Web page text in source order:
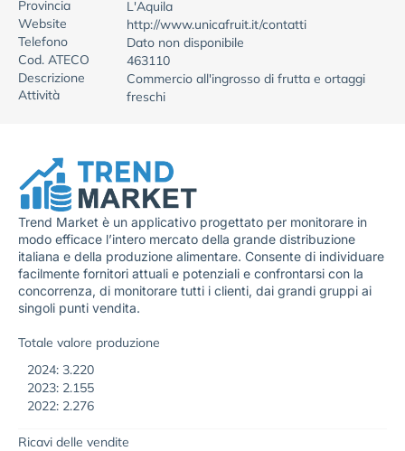
Provincia
L'Aquila
Website
http://www.unicafruit.it/contatti
Telefono
Dato non disponibile
Cod. ATECO
463110
Descrizione
Attività
Commercio all'ingrosso di frutta e ortaggi
freschi
Trend Market è un applicativo progettato per monitorare in
modo efficace l’intero mercato della grande distribuzione
italiana e della produzione alimentare. Consente di individuare
facilmente fornitori attuali e potenziali e confrontarsi con la
concorrenza, di monitorare tutti i clienti, dai grandi gruppi ai
singoli punti vendita.
Totale valore produzione
2024: 3.220
2023: 2.155
2022: 2.276
Ricavi delle vendite